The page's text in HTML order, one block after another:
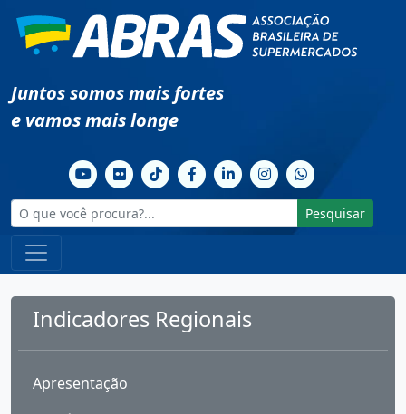
Juntos somos mais fortes
e vamos mais longe
Pesquisar
Indicadores Regionais
Apresentação